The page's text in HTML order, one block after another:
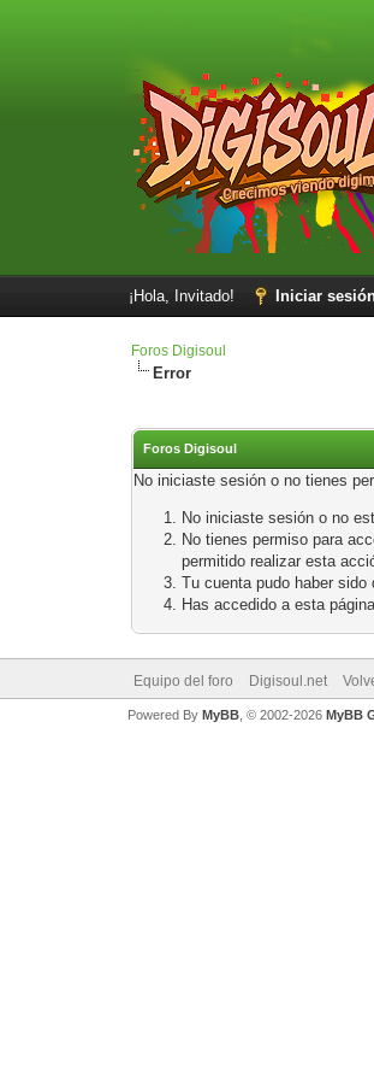
¡Hola, Invitado! Iniciar
Foros Digisoul
Error
Foros Digisoul
No iniciaste sesión o no tienes
No iniciaste sesión o no
No tienes permiso para
permitido realizar esta
Tu cuenta pudo haber
Has accedido a esta
Equipo del foro Digisoul.net
Powered By MyBB, © 2002-2026 MyBB